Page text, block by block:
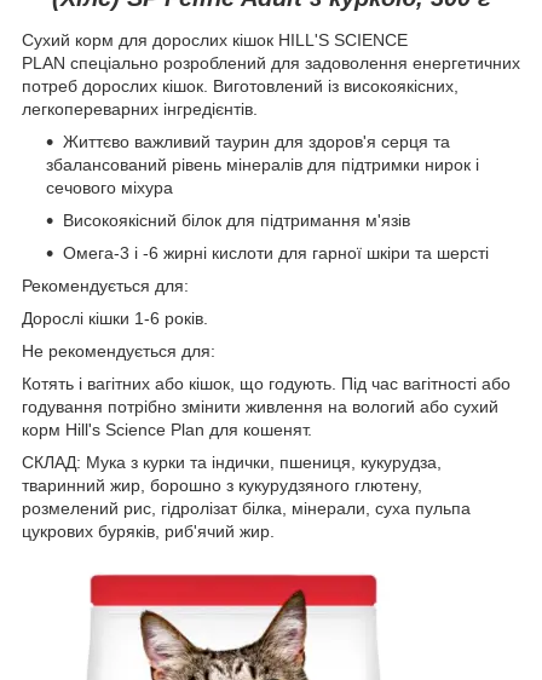
Сухий корм для дорослих кішок HILL'S SCIENCE
PLAN спеціально розроблений для задоволення енергетичних
потреб дорослих кішок. Виготовлений із високоякісних,
легкопереварних інгредієнтів.
Життєво важливий таурин для здоров'я серця та
збалансований рівень мінералів для підтримки нирок і
сечового міхура
Високоякісний білок для підтримання м'язів
Омега-3 і -6 жирні кислоти для гарної шкіри та шерсті
Рекомендується для:
Дорослі кішки 1-6 років.
Не рекомендується для:
Котять і вагітних або кішок, що годують. Під час вагітності або
годування потрібно змінити живлення на вологий або сухий
корм Hill's Science Plan для кошенят.
СКЛАД: Мука з курки та індички, пшениця, кукурудза,
тваринний жир, борошно з кукурудзяного глютену,
розмелений рис, гідролізат білка, мінерали, суха пульпа
цукрових буряків, риб'ячий жир.